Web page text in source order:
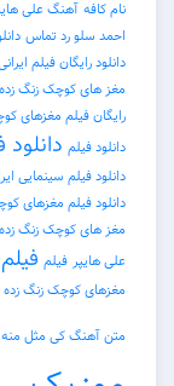
آهنگ علی هایپر کافه
سلو رد تماس دانلود آهنگ
رایگان فیلم ایرانی مغز های
های کوچک زنگ زده دانلود
فیلم مغزهای کوچک زنگ زده
دانلود فیلم
فیلم سینمایی ایرانی مغز
فیلم مغزهای کوچک زنگ زده
های کوچک زنگ زده بدون
فیلم فیلم
کوچک زنگ زده متن آهنگ
آهنگ کی مثل منه علی یاسینی